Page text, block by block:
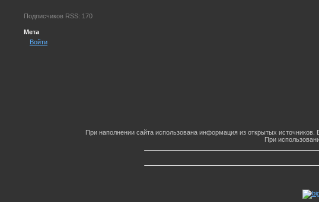
Подписчиков RSS: 170
Мета
Войти
При наполнении сайта использована информация из открытых
При